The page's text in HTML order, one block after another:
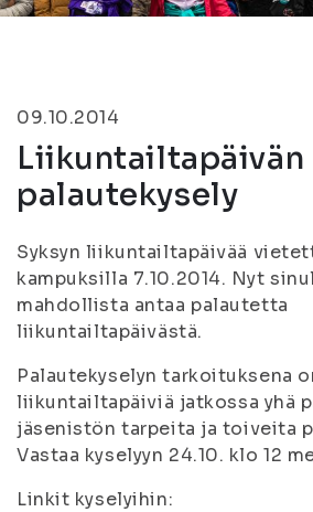
09.10.2014
Liikuntailtapäivän
palautekysely
Syksyn liikuntailtapäivää
kampuksilla 7.10.2014. Nyt
mahdollista antaa palautetta
liikuntailtapäivästä.
Palautekyselyn tarkoituksena
liikuntailtapäiviä jatkossa yhä
jäsenistön tarpeita ja toiveita
Vastaa kyselyyn 24.10. klo 12
Linkit kyselyihin: